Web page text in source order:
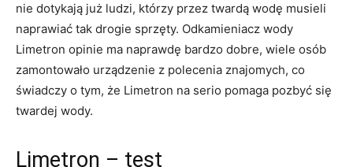
nie dotykają już ludzi, którzy przez twardą wodę musieli
naprawiać tak drogie sprzęty. Odkamieniacz wody
Limetron opinie ma naprawdę bardzo dobre, wiele osób
zamontowało urządzenie z polecenia znajomych, co
świadczy o tym, że Limetron na serio pomaga pozbyć się
twardej wody.
Limetron – test